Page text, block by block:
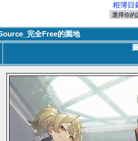
相簿目
完全Free的園地